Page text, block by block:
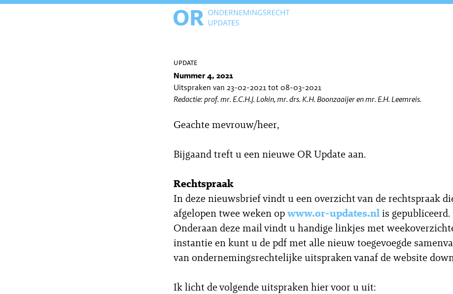
update
Nummer 4, 2021
Uitspraken van 23-02-2021 tot 08-03-2021
Redactie: prof. mr. E.C.H.J. Lokin, mr. drs. K.H. Boonzaaijer en mr. E.H. Leemreis.
Geachte mevrouw/heer,
Bijgaand treft u een nieuwe OR Update aan.
Rechtspraak
In deze nieuwsbrief vindt u een overzicht van de rechtspraak
afgelopen twee weken opwww.or-updates.nlis gepubliceerd.
Onderaan deze mail vindt u handige linkjes met
instantie en kunt u de pdf met alle nieuw toegevoegde
van ondernemingsrechtelijke uitspraken vanaf de website
Ik licht de volgende uitspraken hier voor u uit: